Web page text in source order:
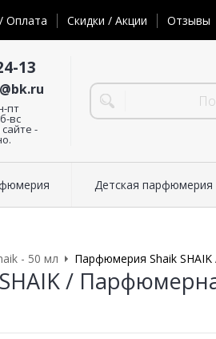
Оплата Скидки / Акции Отзывы
13
пт
вс
-
Детская парфюмерия
- 50 мл Парфюмерия Shaik
/